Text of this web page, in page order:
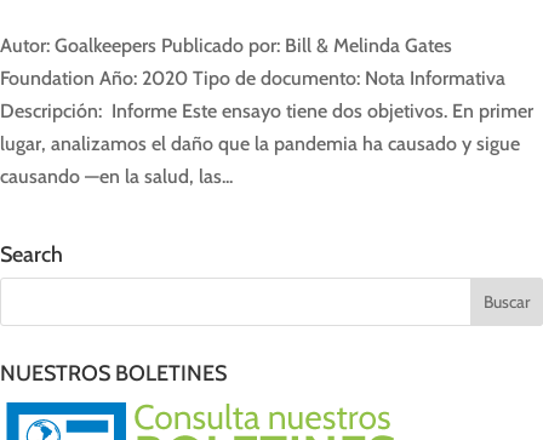
Autor: Goalkeepers Publicado por: Bill & Melinda Gates
Foundation Año: 2020 Tipo de documento: Nota Informativa
Descripción: Informe Este ensayo tiene dos objetivos. En primer
lugar, analizamos el daño que la pandemia ha causado y sigue
causando —en la salud, las...
Search
NUESTROS BOLETINES